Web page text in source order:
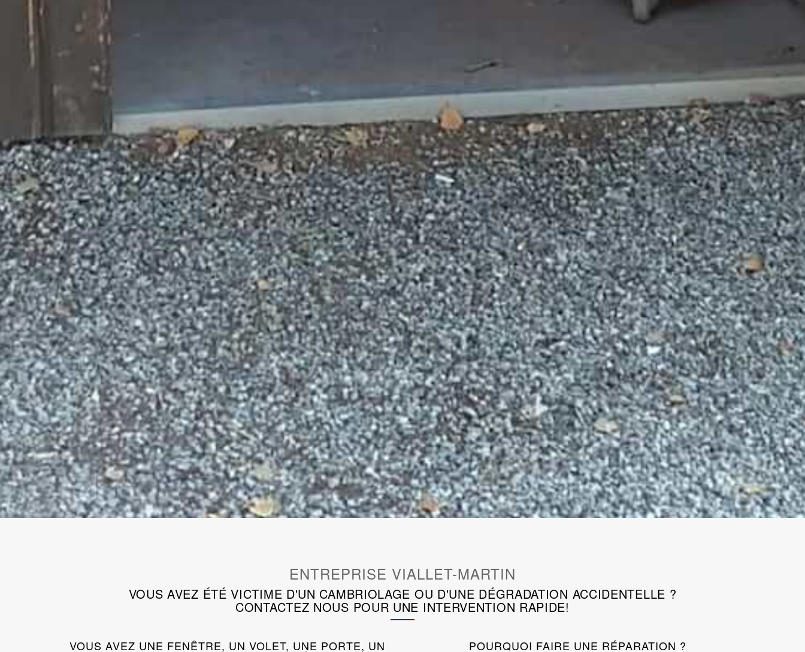
ENTREPRISE VIALLET-MARTIN
VOUS AVEZ ÉTÉ VICTIME D'UN CAMBRIOLAGE OU D'UNE DÉGRADATION ACCIDENTELLE ?
CONTACTEZ NOUS POUR UNE INTERVENTION RAPIDE!
VOUS AVEZ UNE FENÊTRE, UN VOLET, UNE PORTE, UN POURQUOI FAIRE UNE RÉPARATION ?